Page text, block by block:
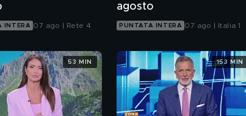
INTERA 07 ago | Rete 4
agosto
PUNTATA INTERA 07 ago | Italia 1
53 MIN 153 MIN